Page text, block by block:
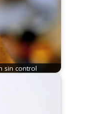
sin control